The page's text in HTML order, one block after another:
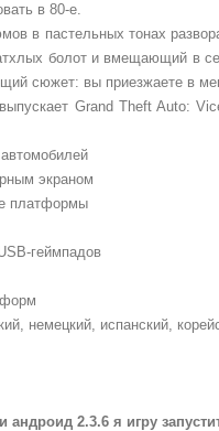
в 80-е.
в пастельных тонах
болот и вмещающий в
сюжет: вы приезжаете в
Grand Theft Auto:
экраном
платформы
геймпадов
немецкий, испанский,
2.3.6 я игру